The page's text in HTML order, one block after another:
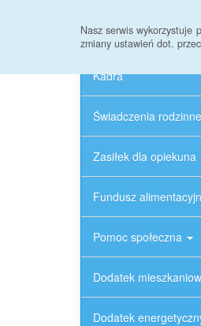
Nasz serwis wykorzystuje
zmiany ustawień dot.
Kadra
Świadczenia rodzinne
Zasiłek dla opiekuna
Fundusz
Pomoc społeczna
Dodatek
Dodatek